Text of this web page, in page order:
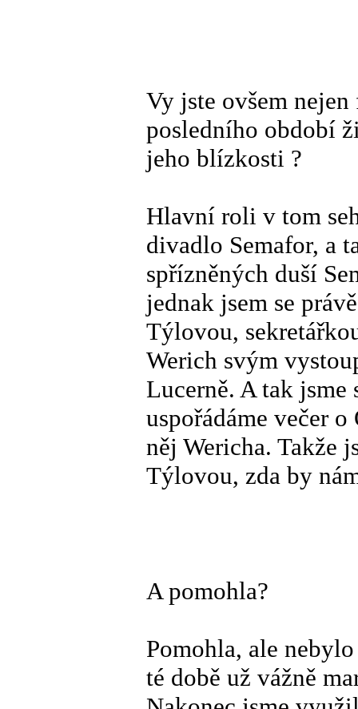
Vy jste ovšem
posledního období
jeho blízkosti ?
Hlavní roli v tom
divadlo Semafor, a
spřízněných duší
jednak jsem se
Týlovou,
Werich svým
Lucerně. A tak
uspořádáme večer
něj Wericha. Takže
Týlovou, zda by
A pomohla?
Pomohla, ale
té době už vážně